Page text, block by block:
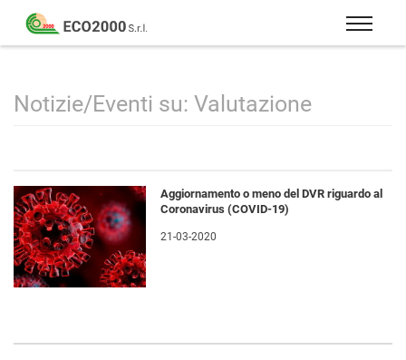
Eco
2000
Formazione
consulenza
sul
lavoro
–
D.Lgs
81/08
Notizie/Eventi su: Valutazione
Aggiornamento o meno del DVR riguardo al
Coronavirus (COVID-19)
21-03-2020